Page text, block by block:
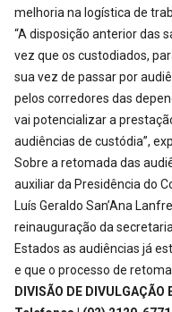
melhoria na logística de
“A disposição anterior das
vez que os custodiados,
sua vez de passar por
pelos corredores das
vai potencializar a
audiências de custódia”,
Sobre a retomada das
auxiliar da Presidência do
Luís Geraldo San’Ana
reinauguração da
Estados as audiências já
e que o processo de
DIVISÃO DE DIVULGAÇÃO